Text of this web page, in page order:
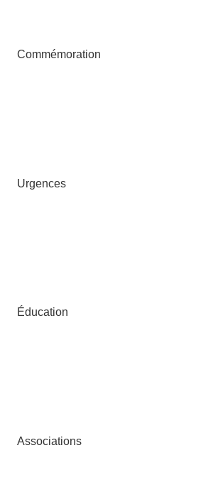
Commémoration
Urgences
Éducation
Associations